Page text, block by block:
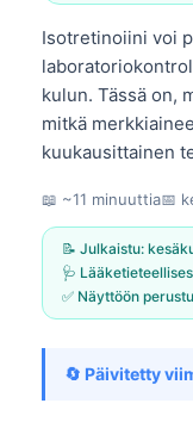
Isotretinoiini voi
kulun. Tässä on,
mitkä
kuukausittainen
📖 ~11 minuuttia📅
📝 Julkaistu:
🩺
✅ Näyttöön
🔄 Päivitetty